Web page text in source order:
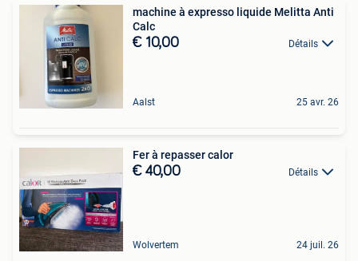
machine à expresso liquide Melitta Anti
Calc
€ 10,00 Détails
Aalst 25 avr. 26
Fer à repasser calor
€ 40,00 Détails
Wolvertem 24 juil. 26